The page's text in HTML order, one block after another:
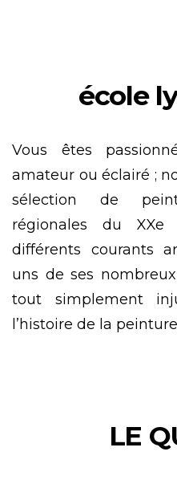
école
Vous êtes
amateur ou éclairé ;
sélection de
régionales du
différents courants
uns de ses
tout simplement
l’histoire de la
LE